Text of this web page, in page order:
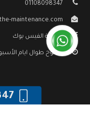
01108098347
maintenance.com
صفحة الفيس بوك
مفتوح طوال ايام